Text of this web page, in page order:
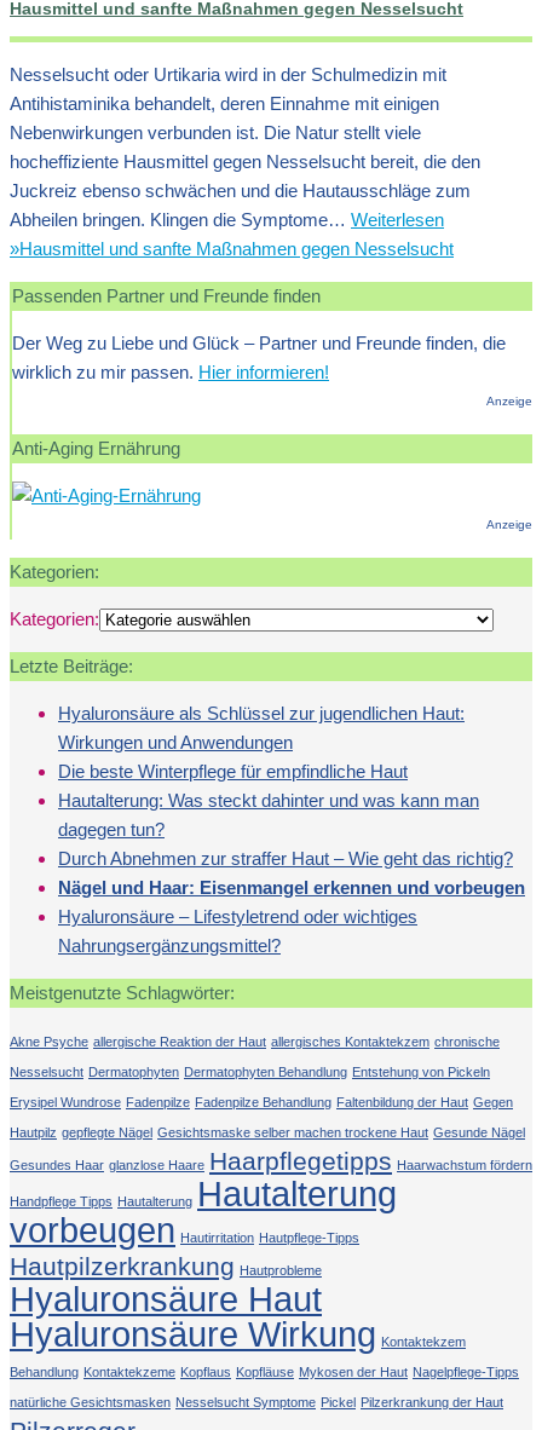
Hausmittel und sanfte Maßnahmen gegen Nesselsucht
Nesselsucht oder Urtikaria wird in der Schulmedizin mit
Antihistaminika behandelt, deren Einnahme mit einigen
Nebenwirkungen verbunden ist. Die Natur stellt viele
hocheffiziente Hausmittel gegen Nesselsucht bereit, die den
Juckreiz ebenso schwächen und die Hautausschläge zum
Abheilen bringen. Klingen die Symptome… Weiterlesen
»Hausmittel und sanfte Maßnahmen gegen Nesselsucht
Passenden Partner und Freunde finden
Der Weg zu Liebe und Glück – Partner und Freunde finden, die
wirklich zu mir passen. Hier informieren!
Anzeige
Anti-Aging Ernährung
Anzeige
Kategorien:
Kategorien:
Letzte Beiträge:
Hyaluronsäure als Schlüssel zur jugendlichen Haut:
Wirkungen und Anwendungen
Die beste Winterpflege für empfindliche Haut
Hautalterung: Was steckt dahinter und was kann man
dagegen tun?
Durch Abnehmen zur straffer Haut – Wie geht das richtig?
Nägel und Haar: Eisenmangel erkennen und vorbeugen
Hyaluronsäure – Lifestyletrend oder wichtiges
Nahrungsergänzungsmittel?
Meistgenutzte Schlagwörter:
Akne Psyche allergische Reaktion der Haut allergisches Kontaktekzem chronische
Nesselsucht Dermatophyten Dermatophyten Behandlung Entstehung von Pickeln
Erysipel Wundrose Fadenpilze Fadenpilze Behandlung Faltenbildung der Haut Gegen
Hautpilz gepflegte Nägel Gesichtsmaske selber machen trockene Haut Gesunde Nägel
Gesundes Haar glanzlose Haare Haarpflegetipps Haarwachstum fördern
Handpflege Tipps Hautalterung Hautalterung
vorbeugen Hautirritation Hautpflege-Tipps
Hautpilzerkrankung Hautprobleme
Hyaluronsäure Haut
Hyaluronsäure Wirkung Kontaktekzem
Behandlung Kontaktekzeme Kopflaus Kopfläuse Mykosen der Haut Nagelpflege-Tipps
natürliche Gesichtsmasken Nesselsucht Symptome Pickel Pilzerkrankung der Haut